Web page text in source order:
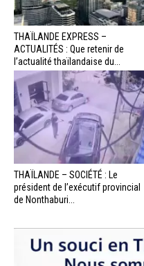
THAÏLANDE EXPRESS –
ACTUALITÉS : Que retenir de
l’actualité thaïlandaise du...
THAÏLANDE – SOCIÉTÉ : Le
président de l’exécutif provincial
de Nonthaburi...